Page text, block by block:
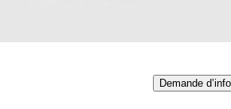
Demande d’info